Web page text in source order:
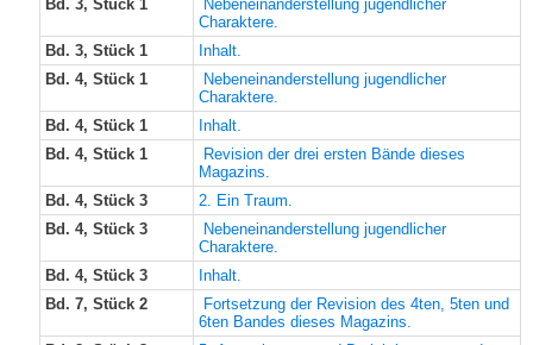
Bd. 3, Stück 1
Nebeneinanderstellung jugendlicher
Charaktere.
Bd. 3, Stück 1
Inhalt.
Bd. 4, Stück 1
Nebeneinanderstellung jugendlicher
Charaktere.
Bd. 4, Stück 1
Inhalt.
Bd. 4, Stück 1
Revision der drei ersten Bände dieses
Magazins.
Bd. 4, Stück 3
2. Ein Traum.
Bd. 4, Stück 3
Nebeneinanderstellung jugendlicher
Charaktere.
Bd. 4, Stück 3
Inhalt.
Bd. 7, Stück 2
Fortsetzung der Revision des 4ten, 5ten und
6ten Bandes dieses Magazins.